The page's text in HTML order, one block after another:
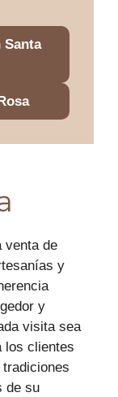
Santa
venta de
y
y
visita sea
los clientes
de su